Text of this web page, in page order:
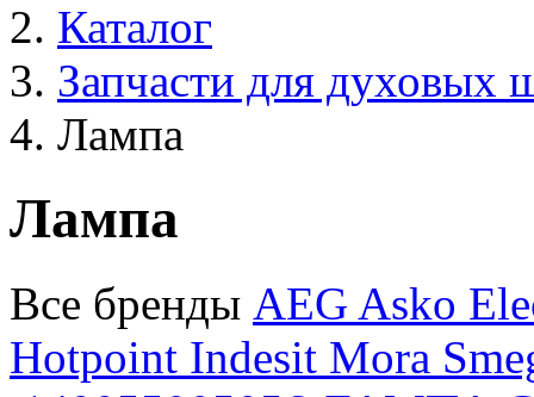
Каталог
Запчасти для духовых
Лампа
Лампа
Все бренды AEG Asko
Hotpoint Indesit Mora